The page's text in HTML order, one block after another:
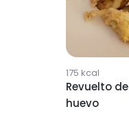
175 kcal
Revuelto
huevo